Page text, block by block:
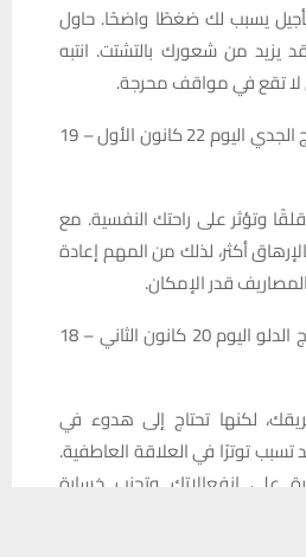
يسبب لك ضغطًا واضحًا. حاول
يزيد من شعورك بالتشتت. انتبه
لا تقع في مواقف محرجة.
حظك اليوم وتوقعات برج الجدي اليوم 22 كانون الأول – 19
وتؤثر على راحتك النفسية. مع
أكثر، لذلك من المهم إعادة
قدر الإمكان.
حظك اليوم وتوقعات برج الدلو اليوم 20 كانون الثاني – 18
لكنها تحتاج إلى هدوء في
تسبب توترًا في العلاقة العاطفية.
على انفعالاتك وتجنب خسارة